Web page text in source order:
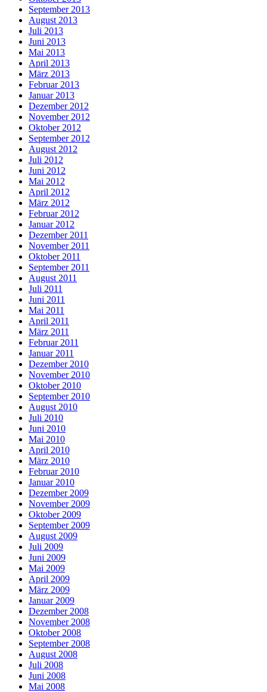
September 2013
August 2013
Juli 2013
Juni 2013
Mai 2013
April 2013
März 2013
Februar 2013
Januar 2013
Dezember 2012
November 2012
Oktober 2012
September 2012
August 2012
Juli 2012
Juni 2012
Mai 2012
April 2012
März 2012
Februar 2012
Januar 2012
Dezember 2011
November 2011
Oktober 2011
September 2011
August 2011
Juli 2011
Juni 2011
Mai 2011
April 2011
März 2011
Februar 2011
Januar 2011
Dezember 2010
November 2010
Oktober 2010
September 2010
August 2010
Juli 2010
Juni 2010
Mai 2010
April 2010
März 2010
Februar 2010
Januar 2010
Dezember 2009
November 2009
Oktober 2009
September 2009
August 2009
Juli 2009
Juni 2009
Mai 2009
April 2009
März 2009
Januar 2009
Dezember 2008
November 2008
Oktober 2008
September 2008
August 2008
Juli 2008
Juni 2008
Mai 2008